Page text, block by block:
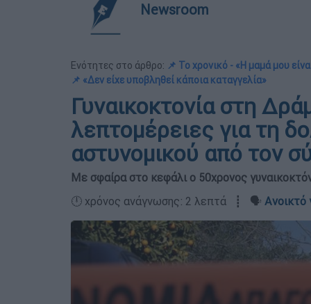
Newsroom
Ενότητες στο άρθρο: 📌 Το χρονικό - «Η μαμά μου
📌 «Δεν είχε υποβληθεί κάποια καταγγελία»
Γυναικοκτονία στη
λεπτομέρειες για τη
αστυνομικού από τον
Με σφαίρα στο κεφάλι ο 50χρονος
🕛 χρόνος ανάγνωσης: 2 λεπτά ┋ 🗣️ Ανοικτό